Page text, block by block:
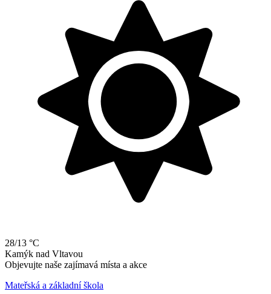
28/13 °C
Kamýk nad Vltavou
Objevujte naše zajímavá místa a akce
Mateřská a základní škola